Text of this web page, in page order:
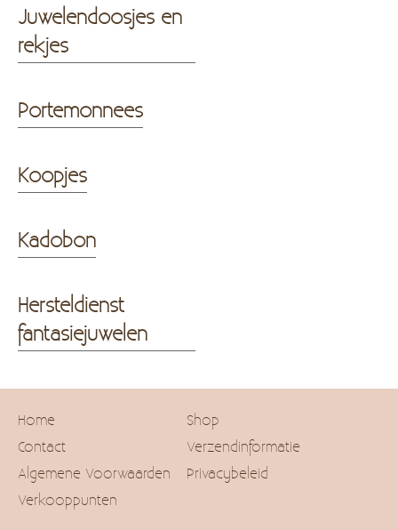
Juwelendoosjes en
rekjes
Portemonnees
Koopjes
Kadobon
Hersteldienst
fantasiejuwelen
Home
Shop
Contact
Verzendinformatie
Algemene Voorwaarden
Privacybeleid
Verkooppunten